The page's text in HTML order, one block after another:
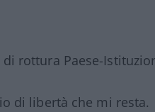
rottura Paese-
di libertà che mi resta.